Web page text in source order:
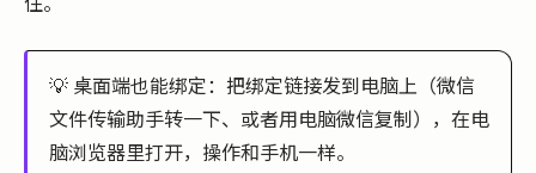
💡 桌面端也能绑定：把绑定链接发到电脑上（微信
文件传输助手转一下、或者用电脑微信复制），在电
脑浏览器里打开，操作和手机一样。